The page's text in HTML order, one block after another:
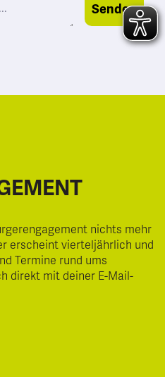
Senden
nichts mehr
erscheint vierteljährlich und
Termine rund ums
direkt mit deiner E-Mail-